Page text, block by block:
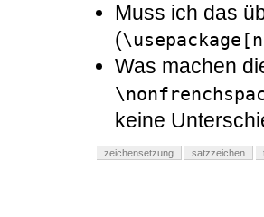
Muss ich das
(
Was machen
keine
zeichensetzung satzzeichen